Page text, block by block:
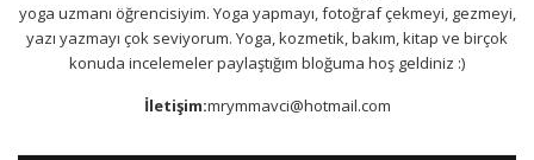
yoga uzmanı öğrencisiyim. Yoga yapmayı, fotoğraf çekmeyi, gezmeyi,
yazı yazmayı çok seviyorum. Yoga, kozmetik, bakım, kitap ve birçok
konuda incelemeler paylaştığım bloğuma hoş geldiniz :)
İletişim:mrymmavci@hotmail.com